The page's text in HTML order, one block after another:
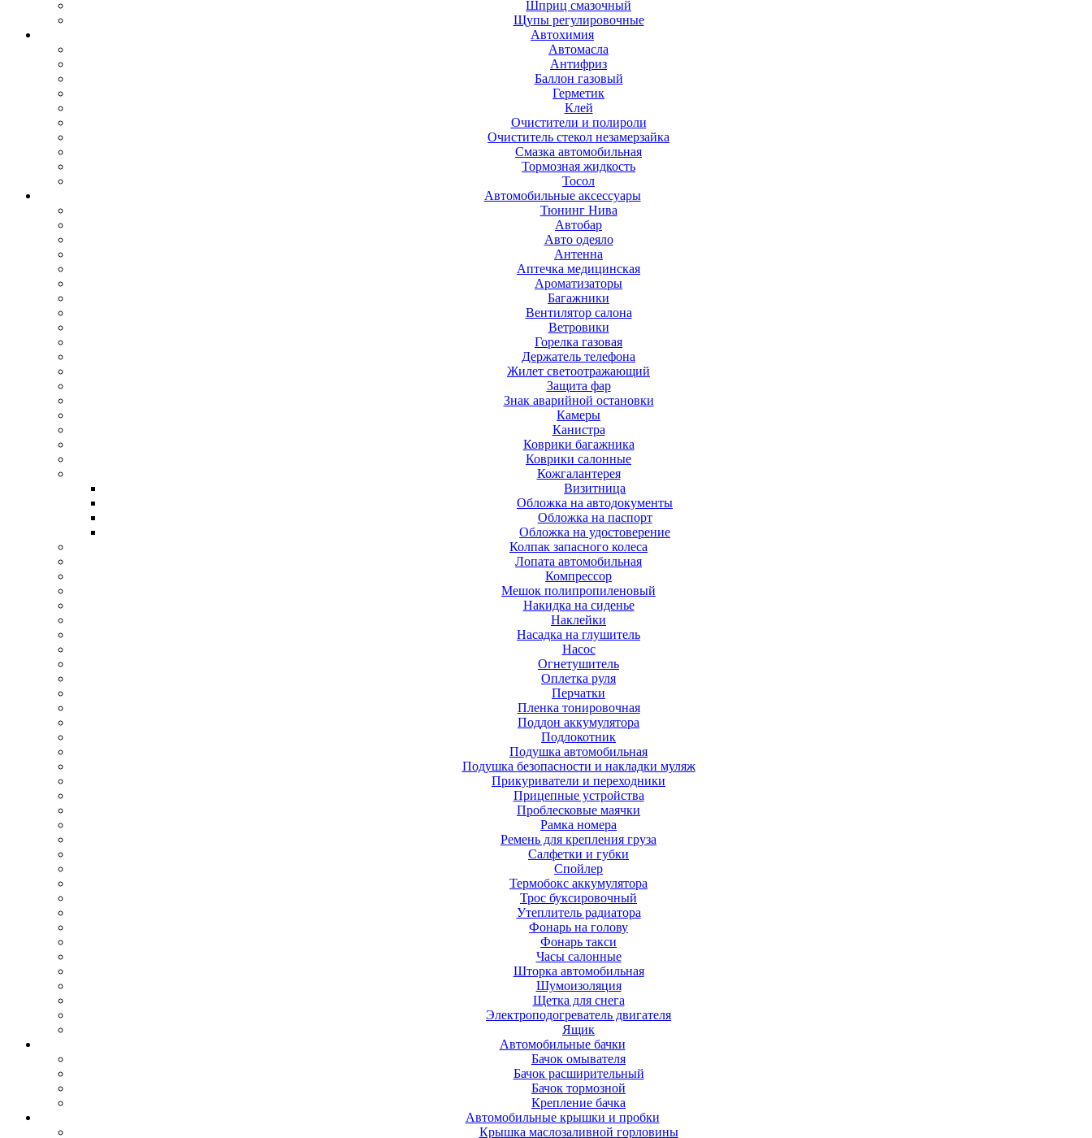
Шприц смазочный
Щупы регулировочные
Автохимия
Автомасла
Антифриз
Баллон газовый
Герметик
Клей
Очистители и полироли
Очиститель стекол незамерзайка
Смазка автомобильная
Тормозная жидкость
Тосол
Автомобильные аксессуары
Тюнинг Нива
Автобар
Авто одеяло
Антенна
Аптечка медицинская
Ароматизаторы
Багажники
Вентилятор салона
Ветровики
Горелка газовая
Держатель телефона
Жилет светоотражающий
Защита фар
Знак аварийной остановки
Камеры
Канистра
Коврики багажника
Коврики салонные
Кожгалантерея
Визитница
Обложка на автодокументы
Обложка на паспорт
Обложка на удостоверение
Колпак запасного колеса
Лопата автомобильная
Компрессор
Мешок полипропиленовый
Накидка на сиденье
Наклейки
Насадка на глушитель
Насос
Огнетушитель
Оплетка руля
Перчатки
Пленка тонировочная
Поддон аккумулятора
Подлокотник
Подушка автомобильная
Подушка безопасности и накладки муляж
Прикуриватели и переходники
Прицепные устройства
Проблесковые маячки
Рамка номера
Ремень для крепления груза
Салфетки и губки
Спойлер
Термобокс аккумулятора
Трос буксировочный
Утеплитель радиатора
Фонарь на голову
Фонарь такси
Часы салонные
Шторка автомобильная
Шумоизоляция
Щетка для снега
Электроподогреватель двигателя
Ящик
Автомобильные бачки
Бачок омывателя
Бачок расширительный
Бачок тормозной
Крепление бачка
Автомобильные крышки и пробки
Крышка маслозаливной горловины